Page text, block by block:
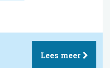
Lees meer